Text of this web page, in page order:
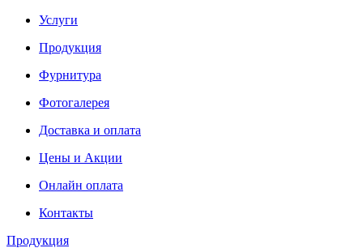
Услуги
Продукция
Фурнитура
Фотогалерея
Доставка и оплата
Цены и Акции
Онлайн оплата
Контакты
Продукция